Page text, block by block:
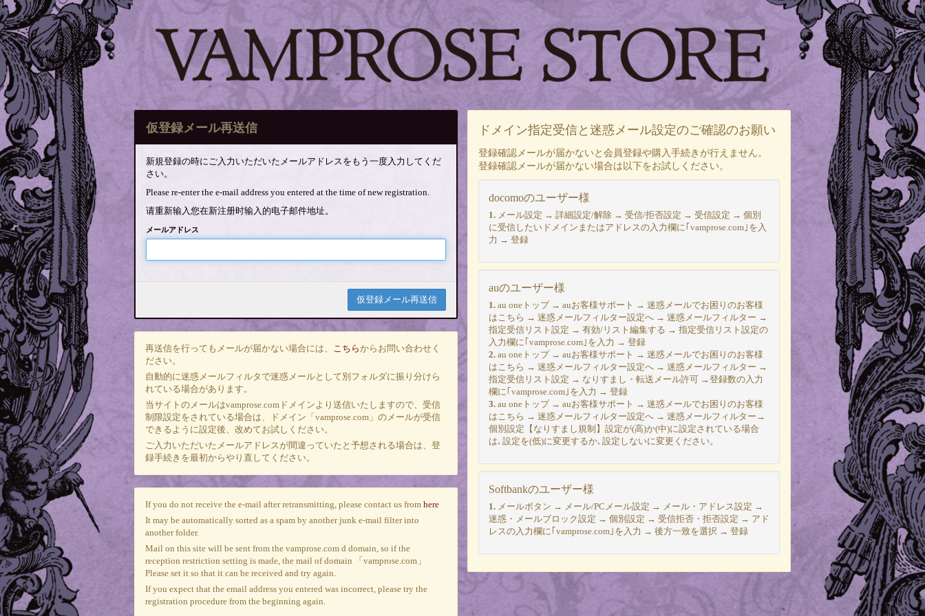
ドメイン指定受信と迷惑メール設定のご確認のお願い
登録確認メールが届かないと会員登録や購入手続きが行えません。
登録確認メールが届かない場合は以下をお試しください。
docomoのユーザー様
1. メール設定 → 詳細設定/解除 → 受信/拒否設定 → 受信設定 → 個別
に受信したいドメインまたはアドレスの入力欄に｢vamprose.com｣を入
力 → 登録
auのユーザー様
1. au oneトップ → auお客様サポート → 迷惑メールでお困りのお客様
はこちら → 迷惑メールフィルター設定へ → 迷惑メールフィルター →
指定受信リスト設定 → 有効/リスト編集する → 指定受信リスト設定の
入力欄に｢vamprose.com｣を入力 → 登録
2. au oneトップ → auお客様サポート → 迷惑メールでお困りのお客様
はこちら → 迷惑メールフィルター設定へ → 迷惑メールフィルター →
指定受信リスト設定 → なりすまし・転送メール許可 →登録数の入力
欄に｢vamprose.com｣を入力 → 登録
3. au oneトップ → auお客様サポート → 迷惑メールでお困りのお客様
はこちら → 迷惑メールフィルター設定へ → 迷惑メールフィルター→
個別設定【なりすまし規制】設定が(高)か(中)に設定されている場合
は､設定を(低)に変更するか､設定しないに変更ください。
Softbankのユーザー様
1. メールボタン → メール/PCメール設定 → メール・アドレス設定 →
迷惑・メールブロック設定 → 個別設定 → 受信拒否・拒否設定 → アド
レスの入力欄に｢vamprose.com｣を入力 → 後方一致を選択 → 登録
仮登録メール再送信
新規登録の時にご入力いただいたメールアドレスをもう一度入力してくだ
さい。
Please re-enter the e-mail address you entered at the time of new registration.
请重新输入您在新注册时输入的电子邮件地址。
メールアドレス
再送信を行ってもメールが届かない場合には、 こちらからお問い合わせく
ださい。
自動的に迷惑メールフィルタで迷惑メールとして別フォルダに振り分けら
れている場合があります。
当サイトのメールはvamprose.com ドメインより送信いたしますので、受信
制限設定をされている場合は、ドメイン「vamprose.com」のメールが受信
できるように設定後、改めてお試しください。
ご入力いただいたメールアドレスが間違っていたと予想される場合は、登
録手続きを最初からやり直してください。
If you do not receive the e-mail after retransmitting, please contact us from here
It may be automatically sorted as a spam by another junk e-mail filter into
another folder.
Mail on this site will be sent from the vamprose.com d domain, so if the
reception restriction setting is made, the mail of domain 「vamprose.com」
Please set it so that it can be received and try again.
If you expect that the email address you entered was incorrect, please try the
registration procedure from the beginning again.